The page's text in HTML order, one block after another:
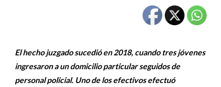
El hecho juzgado sucedió en 2018, cuando tres jóvenes
ingresaron a un domicilio particular seguidos de
personal policial. Uno de los efectivos efectuó